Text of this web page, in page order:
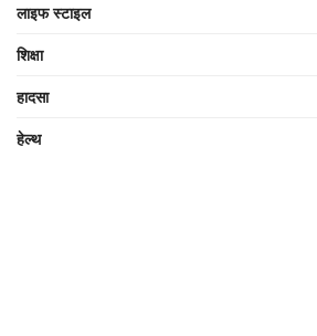
लाइफ स्टाइल
शिक्षा
हादसा
हेल्थ